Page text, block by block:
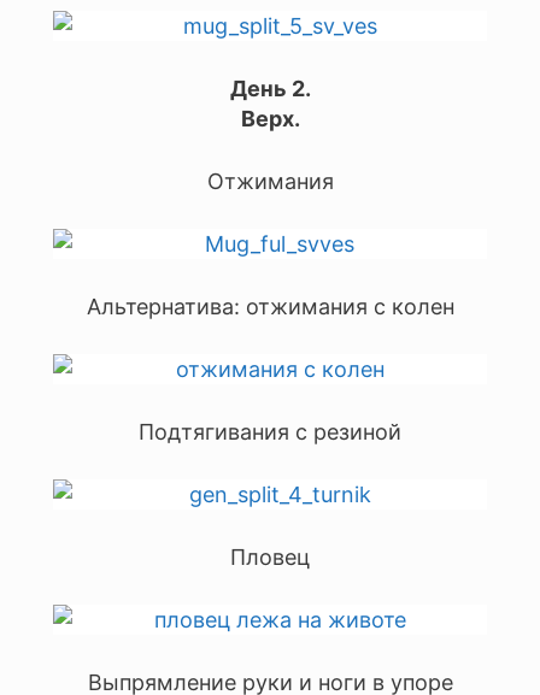
День 2.
Верх.
Отжимания
Альтернатива: отжимания с колен
Подтягивания с резиной
Пловец
Выпрямление руки и ноги в упоре